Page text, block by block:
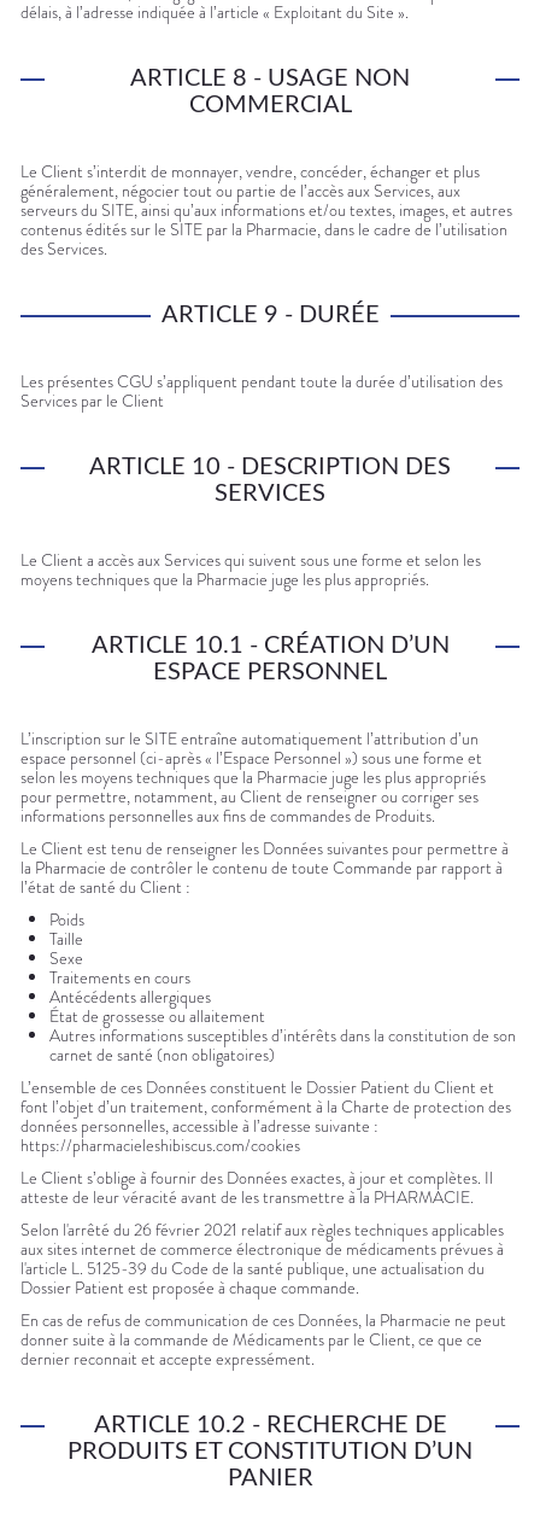
délais, à l’adresse indiquée à l’article « Exploitant du Site ».
ARTICLE 8 - USAGE NON
COMMERCIAL
Le Client s’interdit de monnayer, vendre, concéder, échanger et plus
généralement, négocier tout ou partie de l’accès aux Services, aux
serveurs du SITE, ainsi qu’aux informations et/ou textes, images, et autres
contenus édités sur le SITE par la Pharmacie, dans le cadre de l’utilisation
des Services.
ARTICLE 9 - DURÉE
Les présentes CGU s’appliquent pendant toute la durée d’utilisation des
Services par le Client
ARTICLE 10 - DESCRIPTION DES
SERVICES
Le Client a accès aux Services qui suivent sous une forme et selon les
moyens techniques que la Pharmacie juge les plus appropriés.
ARTICLE 10.1 - CRÉATION D’UN
ESPACE PERSONNEL
L’inscription sur le SITE entraîne automatiquement l’attribution d’un
espace personnel (ci-après « l’Espace Personnel ») sous une forme et
selon les moyens techniques que la Pharmacie juge les plus appropriés
pour permettre, notamment, au Client de renseigner ou corriger ses
informations personnelles aux fins de commandes de Produits.
Le Client est tenu de renseigner les Données suivantes pour permettre à
la Pharmacie de contrôler le contenu de toute Commande par rapport à
l’état de santé du Client :
Poids
Taille
Sexe
Traitements en cours
Antécédents allergiques
État de grossesse ou allaitement
Autres informations susceptibles d’intérêts dans la constitution de son
carnet de santé (non obligatoires)
L’ensemble de ces Données constituent le Dossier Patient du Client et
font l’objet d’un traitement, conformément à la Charte de protection des
données personnelles, accessible à l’adresse suivante :
https://pharmacieleshibiscus.com/cookies
Le Client s’oblige à fournir des Données exactes, à jour et complètes. Il
atteste de leur véracité avant de les transmettre à la PHARMACIE.
Selon l'arrêté du 26 février 2021 relatif aux règles techniques applicables
aux sites internet de commerce électronique de médicaments prévues à
l'article L. 5125-39 du Code de la santé publique, une actualisation du
Dossier Patient est proposée à chaque commande.
En cas de refus de communication de ces Données, la Pharmacie ne peut
donner suite à la commande de Médicaments par le Client, ce que ce
dernier reconnait et accepte expressément.
ARTICLE 10.2 - RECHERCHE DE
PRODUITS ET CONSTITUTION D’UN
PANIER